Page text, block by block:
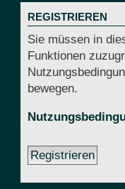
REGISTRIEREN
Sie müssen in
Funktionen
bewegen.
Registrieren